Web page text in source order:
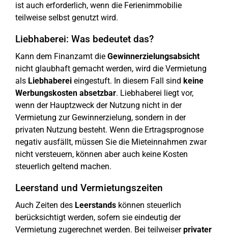
ist auch erforderlich, wenn die Ferienimmobilie
teilweise selbst genutzt wird.
Liebhaberei: Was bedeutet das?
Kann dem Finanzamt die Gewinnerzielungsabsicht
nicht glaubhaft gemacht werden, wird die Vermietung
als Liebhaberei eingestuft. In diesem Fall sind keine
Werbungskosten absetzbar. Liebhaberei liegt vor,
wenn der Hauptzweck der Nutzung nicht in der
Vermietung zur Gewinnerzielung, sondern in der
privaten Nutzung besteht. Wenn die Ertragsprognose
negativ ausfällt, müssen Sie die Mieteinnahmen zwar
nicht versteuern, können aber auch keine Kosten
steuerlich geltend machen.
Leerstand und Vermietungszeiten
Auch Zeiten des Leerstands können steuerlich
berücksichtigt werden, sofern sie eindeutig der
Vermietung zugerechnet werden. Bei teilweiserprivater